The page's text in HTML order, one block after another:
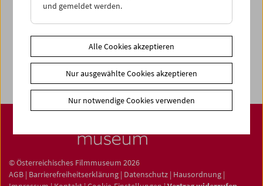
Fotos unserer Gäste
Gästebuch
Jobs
© Österreichisches Filmmuseum 2026
AGB | Barrierefreiheitserklärung | Datenschutz | Hausordnung |
und gemeldet werden.
Alle Cookies akzeptieren
Nur ausgewählte Cookies akzeptieren
Nur notwendige Cookies verwenden